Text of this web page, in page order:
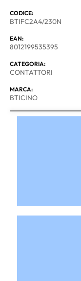
CODICE:
BTIFC2A4/230N
EAN:
8012199535395
CATEGORIA:
CONTATTORI
MARCA:
BTICINO